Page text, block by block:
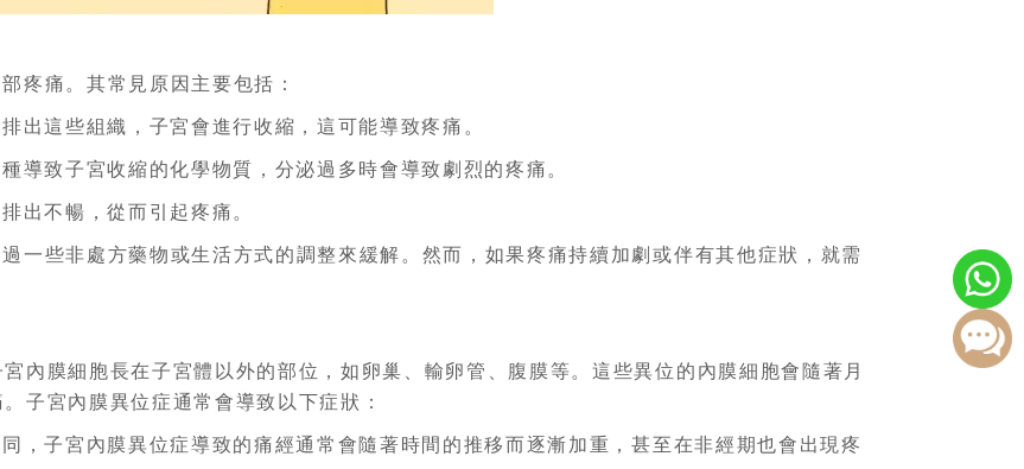
疼痛。其常見原因主要包括：
出這些組織，子宮會進行收縮，這可能導致疼痛。
導致子宮收縮的化學物質，分泌過多時會導致劇烈的疼痛。
出不暢，從而引起疼痛。
一些非處方藥物或生活方式的調整來緩解。然而，如果疼痛持續加劇或伴有其他症狀，就需
內膜細胞長在子宮體以外的部位，如卵巢、輸卵管、腹膜等。這些異位的內膜細胞會隨著月
子宮內膜異位症通常會導致以下症狀：
，子宮內膜異位症導致的痛經通常會隨著時間的推移而逐漸加重，甚至在非經期也會出現疼